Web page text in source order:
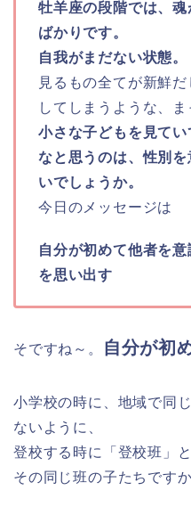
牡羊座の段階では、
ばかりです。
自我がまだない状態。
見るもの全てが新鮮
してしまうような、ま
小さな子どもを見て
なと思うのは、性別
いでしょうか。
今日のメッセージは
自分が初めて他者を
を思い出す
そですね～。 自分が初
小学校の時に、地域で同
ないように、
登校する時に「登校班」
その同じ班の子たちです